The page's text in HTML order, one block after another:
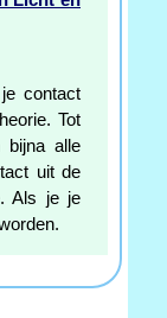
contact
Tot
bijna alle
uit de
Als je je